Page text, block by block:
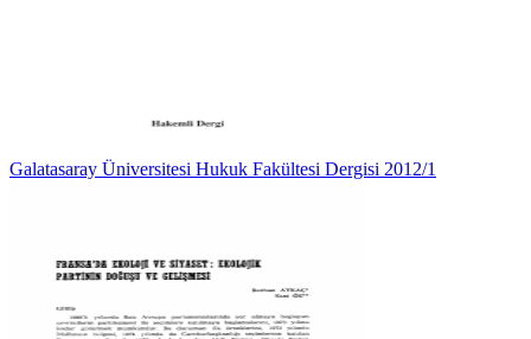
Galatasaray Üniversitesi Hukuk Fakültesi Dergisi 2012/1